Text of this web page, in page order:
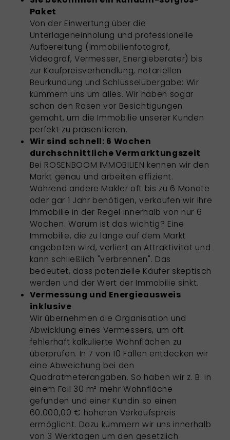
Paket
Von der Einwertung über die
Unterlageneinholung und professionelle
Aufbereitung (Immobilienfotograf,
Videograf, Vermesser, Energieberater) bis
zur Kaufpreisverhandlung, notariellen
Beurkundung und Schlüsselübergabe: Wir
kümmern uns um alles. Wir haben sogar
schon den Rasen vor Besichtigungen
gemäht, um die Immobilie unserer Kunden
perfekt zu präsentieren.
Wir sind schnell: 6 Wochen
durchschnittliche Vermarktungszeit
Bei ROSENBOOM IMMOBILIEN kennen wir den
Markt genau und arbeiten effizient.
Während andere Makler oft bis zu 6 Monate
oder gar 1 Jahr benötigen, verkaufen wir Ihre
Immobilie in der Regel innerhalb von nur 6
Wochen. Warum ist das wichtig? Eine
Immobilie, die zu lange auf dem Markt
angeboten wird, verliert an Attraktivität und
kann schließlich "verbrennen". Das
bedeutet, dass potenzielle Käufer skeptisch
werden und der Wert der Immobilie sinkt.
Vermessung und Energieausweis
inklusive
Wir übernehmen die Organisation und
Abwicklung eines Vermessers, um oft
fehlerhaft kalkulierte Wohnflächen zu
überprüfen. In 7 von 10 Fällen entdecken wir
eine Abweichung bei den
Quadratmeterangaben. So haben wir z. B. in
einem Fall 30 m² mehr Wohnfläche
gefunden und einer Kundin so einen
60.000,00 € höheren Verkaufspreis
ermöglicht. Dazu kümmern wir uns innerhalb
von 3 Werktagen um den gesetzlich